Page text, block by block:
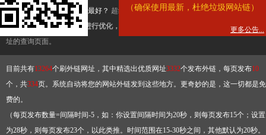
3、如何使用超级外链效果最好？ 超级外链不同于普通的外链，它是动态的链接，
有频繁使用超级外链工具进行优化，才能获得稳定的外链
，最终使搜索引擎收录带
址的查询页面。
目前共有13264个刷外链网址，其中精选出优质网址3332个发布外链，每页发布10
个，共334页。系统自动将您的网站外链发到这些地方。更奇妙的是，这一切都是免
费的。
（每页发布数量=间隔时间-5，如：你设置间隔时间为20秒，则每页发布15个；设置
为28秒，则每页发布23个，以此类推。时间范围在15-30秒之间，其他默认为20秒
（确保使用最新，杜绝垃圾网站链）
更多公告...